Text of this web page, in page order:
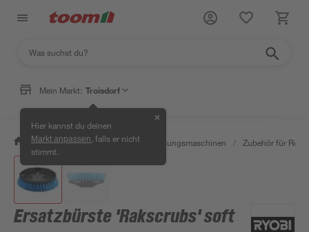
Mein Markt: Troisdorf
Hier kannst du deinen
Markt anpassen , falls er nicht
stimmt.
✕
/ Werkstatt & Maschinen / Reinigungsmaschinen / Zubehör für
Ersatzbürste 'Rakscrubs' soft